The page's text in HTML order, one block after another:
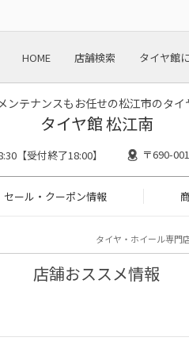
HOME 店舗検索 タイヤ館
ンテナンスもお任せの松江市のタイ
タイヤ館 松江南
【受付終了18:00】 〒690-
セール・クーポン情報
タイヤ・ホイール専門
店舗おススメ情報